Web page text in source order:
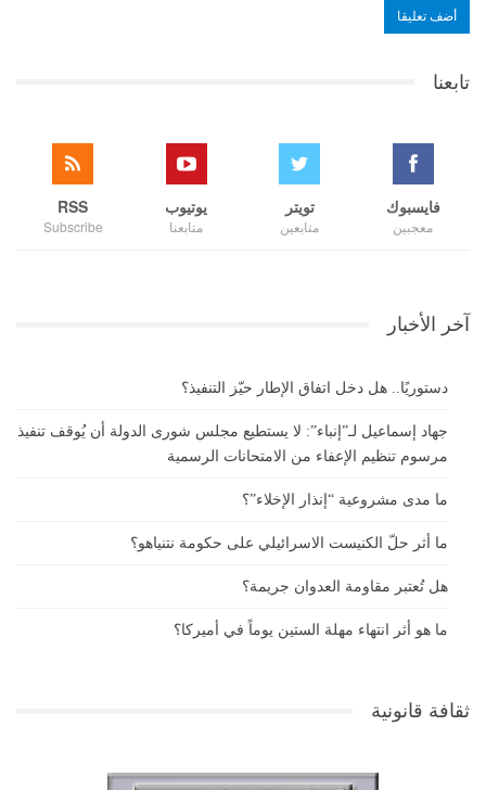
تابعنا
فايسبوك
معجبين
تويتر
متابعين
يوتيوب
متابعنا
RSS
Subscribe
آخر الأخبار
دستوريًا.. هل دخل اتفاق الإطار حيّز التنفيذ؟
جهاد إسماعيل لـ”إنباء”: لا يستطيع مجلس شورى الدولة أن يُوقف تنفيذ
مرسوم تنظيم الإعفاء من الامتحانات الرسمية
ما مدى مشروعية “إنذار الإخلاء”؟
ما أثر حلّ الكنيست الاسرائيلي على حكومة نتنياهو؟
هل تُعتبر مقاومة العدوان جريمة؟
ما هو أثر انتهاء مهلة الستين يوماً في أميركا؟
ثقافة قانونية